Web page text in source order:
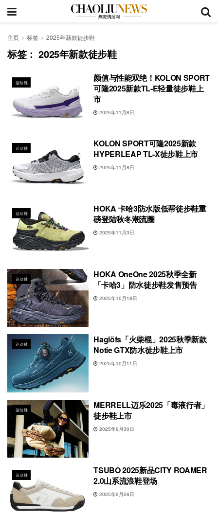
主页 标签 2025年新款徒步鞋
标签：2025年新款徒步鞋
运动鞋
颜值与性能双绝！KOLON SPORT
可隆2025新款TL-E轻量徒步鞋上
市
2025年11月8日
运动鞋
KOLON SPORT可隆2025新款
HYPERLEAP TL-X徒步鞋上市
2025年11月8日
运动鞋
HOKA 卡哈3防水版低帮徒步鞋重
磅登陆秋冬潮流圈
2025年11月3日
运动鞋
HOKA OneOne 2025秋季全新
「卡哈3」防水徒步鞋发售预告
2025年10月18日
运动鞋
Haglöfs「火柴棍」2025秋季新款
Notie GTX防水徒步鞋上市
2025年10月11日
运动鞋
MERRELL迈乐2025「毒液行者」
徒步鞋上市
2025年9月30日
运动鞋
TSUBO 2025新品CITY ROAMER
2.0山系流浪鞋登场
2025年9月26日